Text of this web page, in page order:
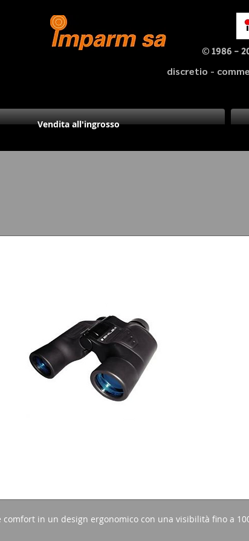
© 1986 -
discretio -
Vendita all'ingrosso
comfort in un design ergonomico con una visibilità fino a